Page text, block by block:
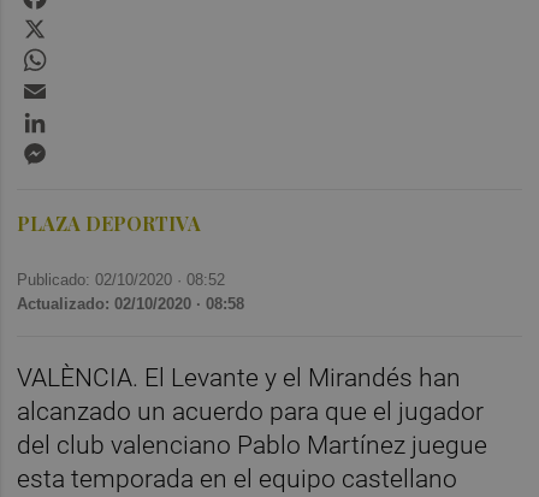
PLAZA DEPORTIVA
Publicado: 02/10/2020 ·08:52
Actualizado: 02/10/2020 · 08:58
VALÈNCIA. El Levante y el Mirandés han
alcanzado un acuerdo para que el jugador
del club valenciano Pablo Martínez juegue
esta temporada en el equipo castellano